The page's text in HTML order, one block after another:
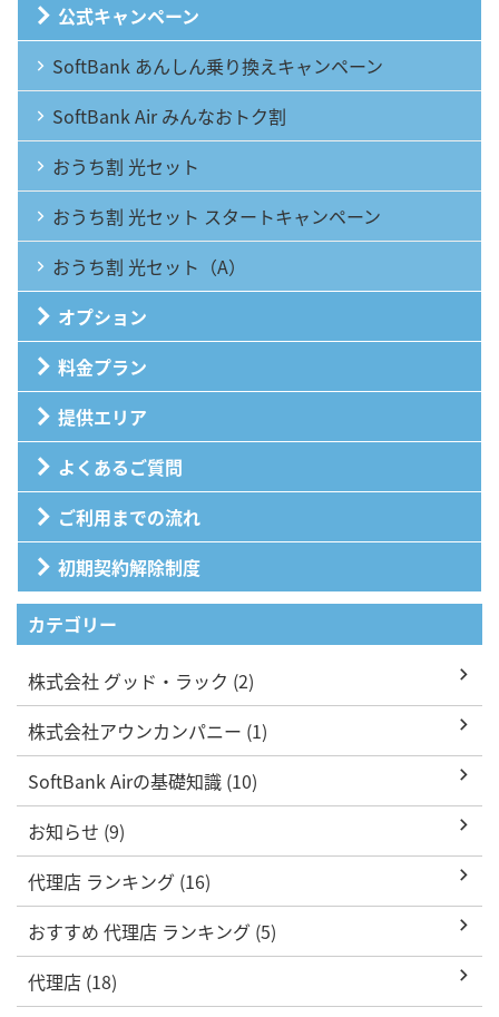
公式キャンペーン
SoftBank あんしん乗り換えキャンペーン
SoftBank Air みんなおトク割
おうち割 光セット
おうち割 光セット スタートキャンペーン
おうち割 光セット（A）
オプション
料金プラン
提供エリア
よくあるご質問
ご利用までの流れ
初期契約解除制度
カテゴリー
株式会社 グッド・ラック (2)
株式会社アウンカンパニー (1)
SoftBank Airの基礎知識 (10)
お知らせ (9)
代理店 ランキング (16)
おすすめ 代理店 ランキング (5)
代理店 (18)